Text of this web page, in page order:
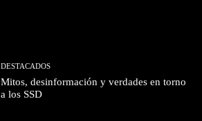
DESTACADOS
Mitos, desinformación y verdades en torno
a los SSD